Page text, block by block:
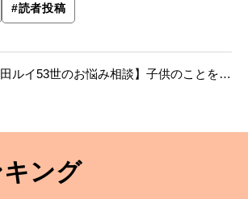
#読者投稿
田ルイ53世のお悩み相談】子供のことを話
ング